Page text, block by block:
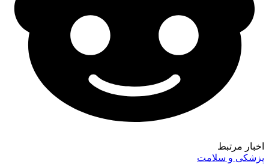
اخبار مرتبط
پزشکی و سلامت